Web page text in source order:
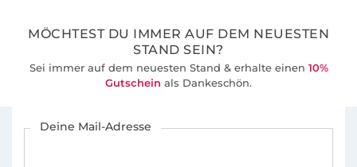
36 Jahre Erfahrung
MÖCHTEST DU IMMER AUF DEM NEUESTEN
STAND SEIN?
Sei immer auf dem neuesten Stand & erhalte einen 10%
Gutschein als Dankeschön.
Deine Mail-Adresse